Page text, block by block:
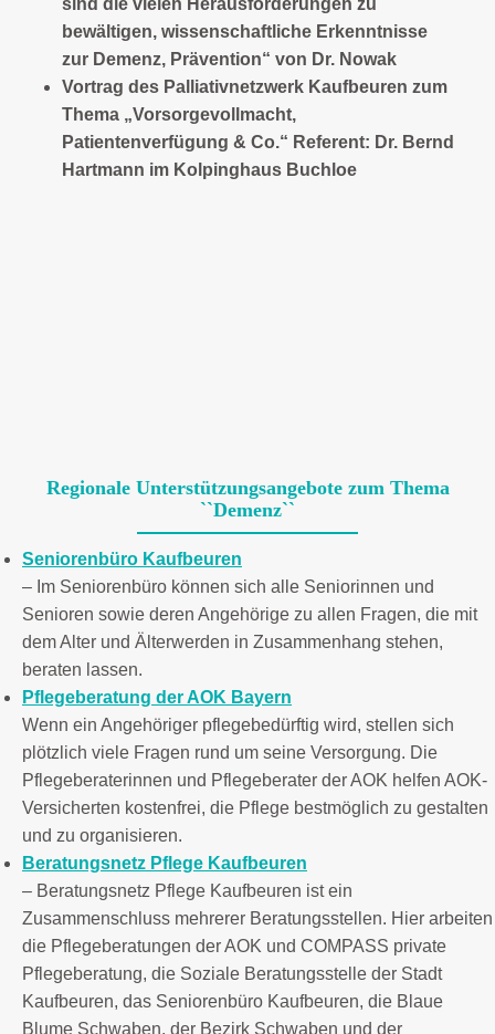
sind die vielen Herausforderungen zu
bewältigen, wissenschaftliche Erkenntnisse
zur Demenz, Prävention“ von Dr. Nowak
Vortrag des Palliativnetzwerk Kaufbeuren zum
Thema „Vorsorgevollmacht,
Patientenverfügung & Co.“ Referent: Dr. Bernd
Hartmann im Kolpinghaus Buchloe
Regionale Unterstützungsangebote zum Thema
``Demenz``
Seniorenbüro Kaufbeuren
– Im Seniorenbüro können sich alle Seniorinnen und
Senioren sowie deren Angehörige zu allen Fragen, die mit
dem Alter und Älterwerden in Zusammenhang stehen,
beraten lassen.
Pflegeberatung der AOK Bayern
Wenn ein Angehöriger pflegebedürftig wird, stellen sich
plötzlich viele Fragen rund um seine Versorgung. Die
Pflegeberaterinnen und Pflegeberater der AOK helfen AOK-
Versicherten kostenfrei, die Pflege bestmöglich zu gestalten
und zu organisieren.
Beratungsnetz Pflege Kaufbeuren
– Beratungsnetz Pflege Kaufbeuren ist ein
Zusammenschluss mehrerer Beratungsstellen. Hier arbeiten
die Pflegeberatungen der AOK und COMPASS private
Pflegeberatung, die Soziale Beratungsstelle der Stadt
Kaufbeuren, das Seniorenbüro Kaufbeuren, die Blaue
Blume Schwaben, der Bezirk Schwaben und der